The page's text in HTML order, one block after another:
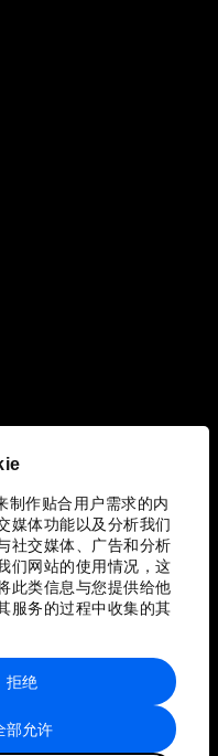
制作贴合用户需求的内
媒体功能以及分析我们
社交媒体、广告和分析
们网站的使用情况，这
此类信息与您提供给他
服务的过程中收集的其
部允许
拒绝